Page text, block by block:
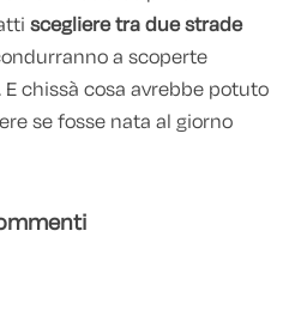
scegliere tra due strade
a scoperte
chissà cosa avrebbe potuto
se fosse nata al giorno